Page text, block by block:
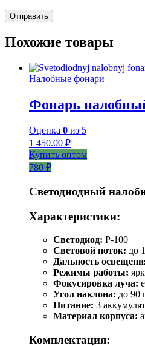
Похожие товары
Налобные фонари
Фонарь
Оценка 0 из 5
1 450.00 ₽
Купить оптом
780 ₽
Светодиодный
Характеристики:
Светодиод: P-100
Световой поток: до
Дальность
Режимы работы:
Фокусировка луча:
Угол наклона: до 90
Питание: 3
Материал корпуса:
Комплектация: